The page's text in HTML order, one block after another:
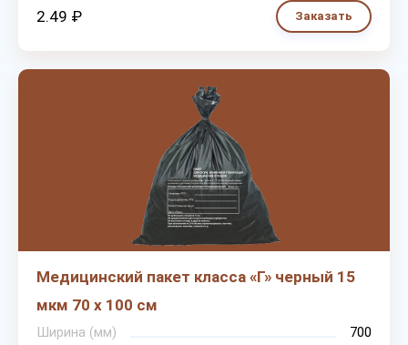
2.49 ₽ Заказать
Медицинский пакет класса «Г» черный 15
мкм 70 х 100 см
Ширина (мм)
700